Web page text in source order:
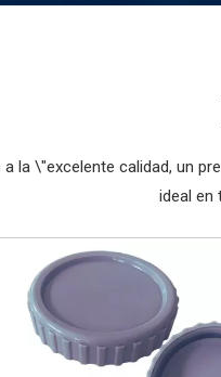
la \"excelente calidad, un
ideal en